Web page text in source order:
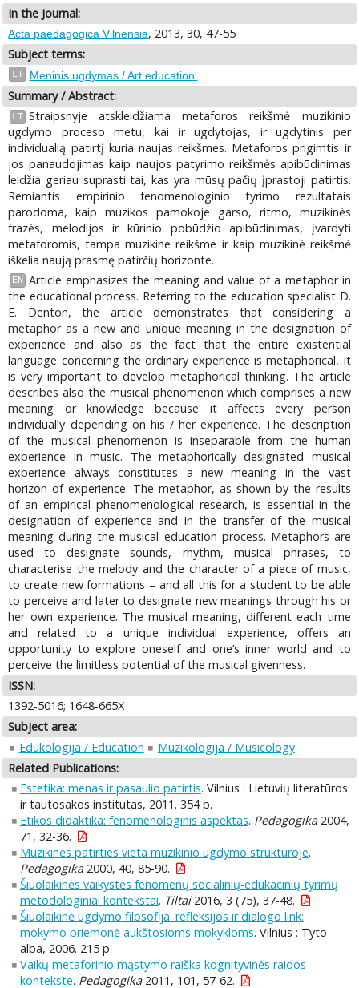
In the Journal:
Acta paedagogica Vilnensia, 2013, 30, 47-55
Subject terms:
LT Meninis ugdymas / Art education.
Summary / Abstract:
LT Straipsnyje atskleidžiama metaforos reikšmė muzikinio
ugdymo proceso metu, kai ir ugdytojas, ir ugdytinis per
individualią patirtį kuria naujas reikšmes. Metaforos prigimtis ir
jos panaudojimas kaip naujos patyrimo reikšmės apibūdinimas
leidžia geriau suprasti tai, kas yra mūsų pačių įprastoji patirtis.
Remiantis empirinio fenomenologinio tyrimo rezultatais
parodoma, kaip muzikos pamokoje garso, ritmo, muzikinės
frazės, melodijos ir kūrinio pobūdžio apibūdinimas, įvardyti
metaforomis, tampa muzikine reikšme ir kaip muzikinė reikšmė
iškelia naują prasmę patirčių horizonte.
EN
Article emphasizes the meaning and value of a metaphor in
the educational process. Referring to the education specialist D.
E. Denton, the article demonstrates that considering a
metaphor as a new and unique meaning in the designation of
experience and also as the fact that the entire existential
language concerning the ordinary experience is metaphorical, it
is very important to develop metaphorical thinking. The article
describes also the musical phenomenon which comprises a new
meaning or knowledge because it affects every person
individually depending on his / her experience. The description
of the musical phenomenon is inseparable from the human
experience in music. The metaphorically designated musical
experience always constitutes a new meaning in the vast
horizon of experience. The metaphor, as shown by the results
of an empirical phenomenological research, is essential in the
designation of experience and in the transfer of the musical
meaning during the musical education process. Metaphors are
used to designate sounds, rhythm, musical phrases, to
characterise the melody and the character of a piece of music,
to create new formations – and all this for a student to be able
to perceive and later to designate new meanings through his or
her own experience. The musical meaning, different each time
and related to a unique individual experience, offers an
opportunity to explore oneself and one’s inner world and to
perceive the limitless potential of the musical givenness.
ISSN:
1392-5016; 1648-665X
Subject area:
Edukologija / Education
Muzikologija / Musicology
Related Publications:
Estetika: menas ir pasaulio patirtis. Vilnius : Lietuvių literatūros
ir tautosakos institutas, 2011. 354 p.
Etikos didaktika: fenomenologinis aspektas. Pedagogika2004,
71, 32-36.
Muzikinės patirties vieta muzikinio ugdymo struktūroje.
Pedagogika2000, 40, 85-90.
Šiuolaikinės vaikystės fenomenų socialinių-edukacinių tyrimų
metodologiniai kontekstai. Tiltai2016, 3 (75), 37-48.
Šiuolaikinė ugdymo filosofija: refleksijos ir dialogo link:
mokymo priemonė aukštosioms mokykloms. Vilnius : Tyto
alba, 2006. 215 p.
Vaikų metaforinio mąstymo raiška kognityvinės raidos
kontekste. Pedagogika2011, 101, 57-62.